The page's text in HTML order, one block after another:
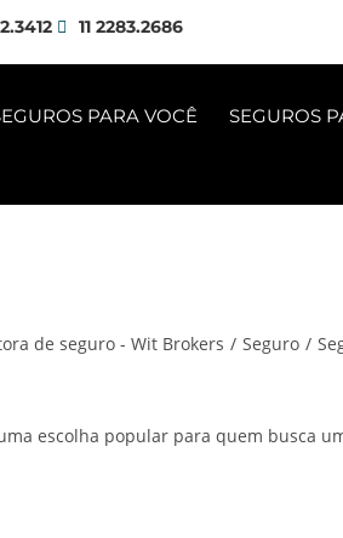
11 2283.2686
PARA VOCÊ SEGUROS
de seguro - Wit Brokers / Seguro /
escolha popular para quem busca